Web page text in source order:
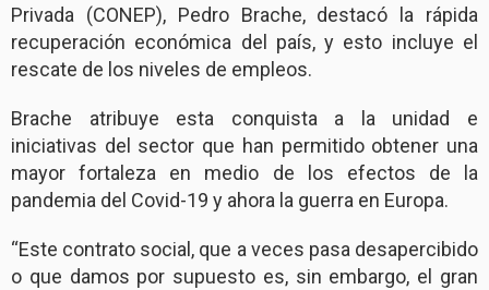
Privada (CONEP), Pedro Brache, destacó la rápida
recuperación económica del país, y esto incluye el
rescate de los niveles de empleos.
Brache atribuye esta conquista a la unidad e
iniciativas del sector que han permitido obtener una
mayor fortaleza en medio de los efectos de la
pandemia del Covid-19 y ahora la guerra en Europa.
“Este contrato social, que a veces pasa desapercibido
o que damos por supuesto es, sin embargo, el gran